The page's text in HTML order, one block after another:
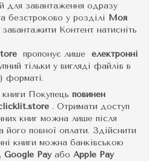
для завантаження одразу
безстроково у розділі Моя
Контент натисніть
пропонує лише електронні
тільки у вигляді файлів в
форматі.
Покупець повинен
. Отримати доступ
книг можна лише після
повної оплати. Здійснити
книги можна банківською
Google Pay або Apple Pay